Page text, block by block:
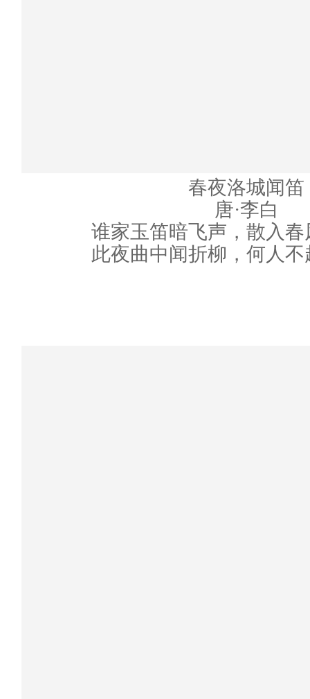
春夜洛城闻笛
唐·李白
谁家玉笛暗飞声，散入
此夜曲中闻折柳，何人